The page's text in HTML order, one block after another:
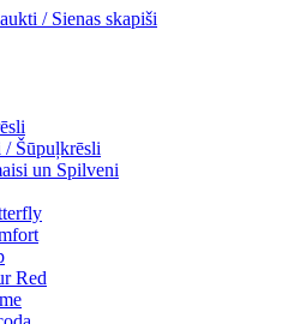
/ Sienas skapiši
/ Šūpuļkrēsli
un Spilveni
Red